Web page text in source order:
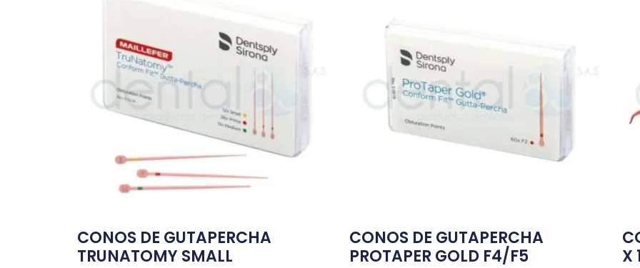
CONOS DE GUTAPERCHA
TRUNATOMY SMALL
CONOS DE GUTAPERCHA
PROTAPER GOLD F4/F5
X